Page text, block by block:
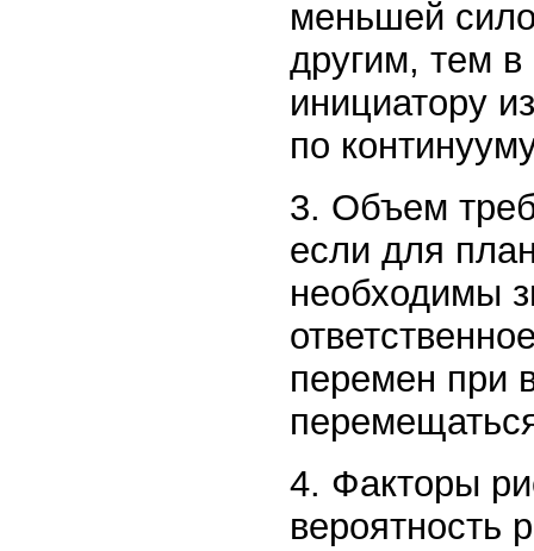
меньшей
другим, тем
инициатору
по
3. Объем
если для
необходимы
перемен при
4. Факторы
вероятность